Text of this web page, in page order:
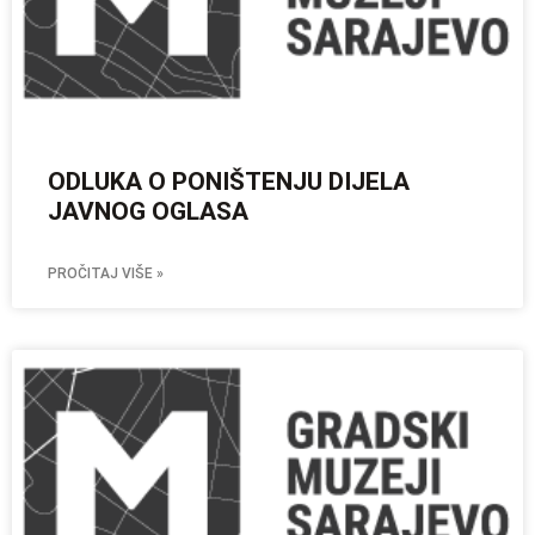
ODLUKA O PONIŠTENJU DIJELA
JAVNOG OGLASA
PROČITAJ VIŠE »